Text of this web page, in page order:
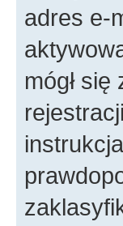
adres e-
mógł